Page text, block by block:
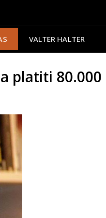
VALTER HALTER
platiti 80.000